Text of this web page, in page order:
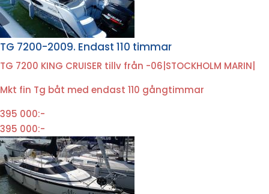
TG 7200-2009. Endast 110 timmar
TG 7200 KING CRUISER tillv från -06 STOCKHOLM MARIN
Mkt fin Tg båt med endast 110 gångtimmar
395 000:-
395 000:-